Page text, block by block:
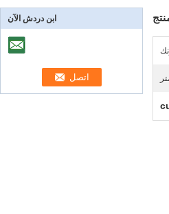
ابن دردش الآن